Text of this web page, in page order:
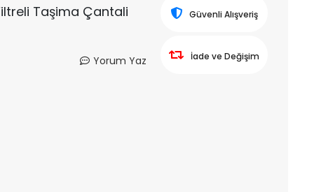
Taşima Çantali
Yorum Yaz
Güvenli Alışveriş
İade ve Değişim